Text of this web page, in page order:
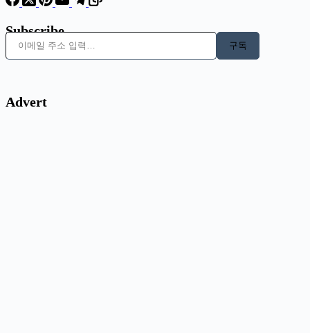
Subscribe
이메일 주소 입력…
구독
Advert